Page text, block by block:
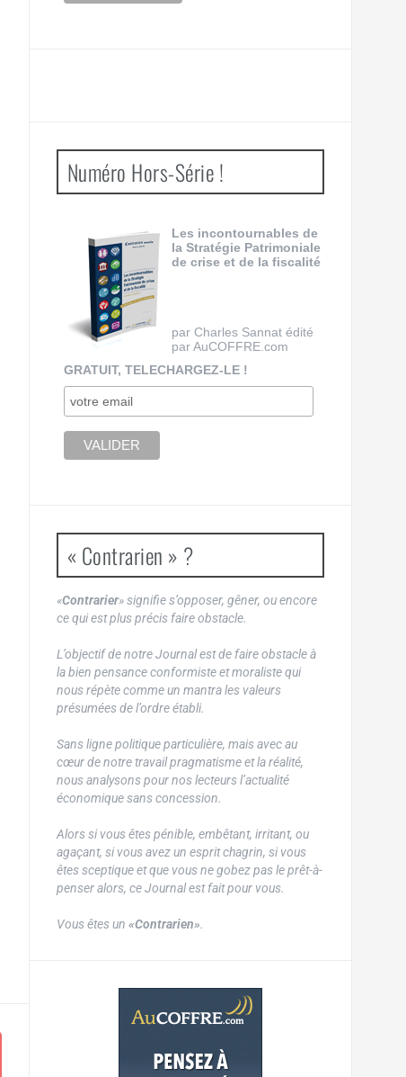
Numéro Hors-Série !
Les incontournables de
la Stratégie Patrimoniale
de crise et de la fiscalité
par Charles Sannat édité
par AuCOFFRE.com
GRATUIT, TELECHARGEZ-LE !
« Contrarien » ?
«Contrarier» signifie s’opposer, gêner, ou encore
ce qui est plus précis faire obstacle.
L’objectif de notre Journal est de faire obstacle à
la bien pensance conformiste et moraliste qui
nous répète comme un mantra les valeurs
présumées de l’ordre établi.
Sans ligne politique particulière, mais avec au
cœur de notre travail pragmatisme et la réalité,
nous analysons pour nos lecteurs l’actualité
économique sans concession.
Alors si vous êtes pénible, embêtant, irritant, ou
agaçant, si vous avez un esprit chagrin, si vous
êtes sceptique et que vous ne gobez pas le prêt-à-
penser alors, ce Journal est fait pour vous.
Vous êtes un «Contrarien».